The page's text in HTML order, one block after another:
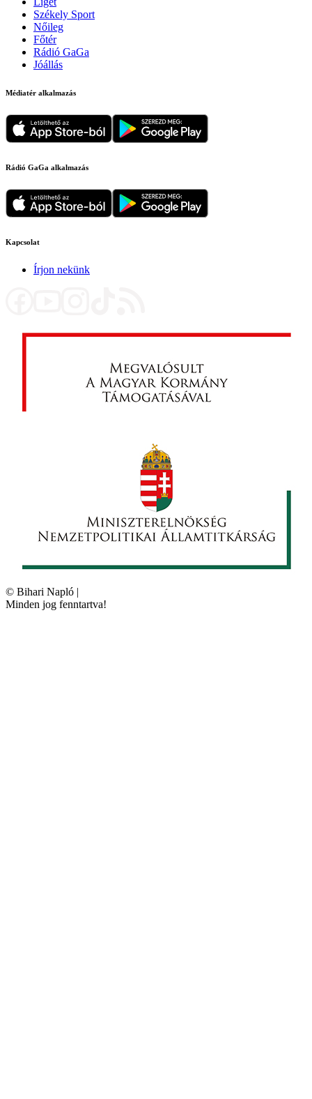
Székely Sport
Nőileg
Főtér
Rádió GaGa
Jóállás
Médiatér alkalmazás
Rádió GaGa alkalmazás
Kapcsolat
Írjon nekünk
© Bihari Napló |
Minden jog fenntartva!